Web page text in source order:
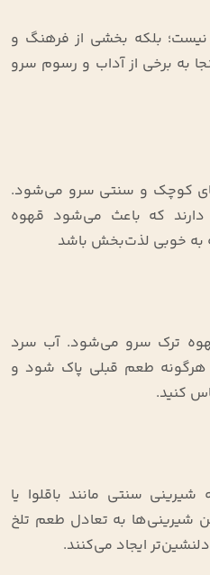
بلکه بخشی از فرهنگ و
به برخی از آداب و رسوم سرو
کوچک و سنتی سرو می‌شود.
دارند که باعث می‌شود قهوه
به خوبی لذت‌بخش باشد
ترک سرو می‌شود. آب سرد
طعم قبلی پاک شود و
کنید.
سنتی مانند باقلوا یا
شیرینی‌ها به تعادل طعم تلخ
ایجاد می‌کنند.